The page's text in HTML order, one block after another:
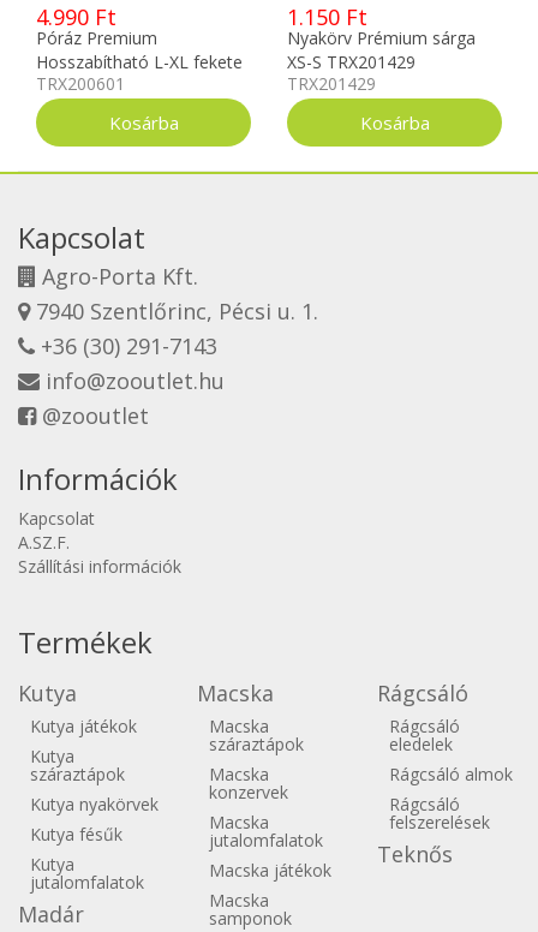
4.990 Ft
Póráz Premium
Hosszabítható L-XL fekete
TRX200601
TRX200601
1.150 Ft
Nyakörv Prémium sárga
XS-S TRX201429
TRX201429
Kapcsolat
Agro-Porta Kft.
7940 Szentlőrinc, Pécsi u. 1.
+36 (30) 291-7143
info@zooutlet.hu
@zooutlet
Információk
Kapcsolat
A.SZ.F.
Szállítási információk
Termékek
Kutya
Kutya játékok
Kutya
száraztápok
Kutya nyakörvek
Kutya fésűk
Kutya
jutalomfalatok
Madár
Macska
Macska
száraztápok
Macska
konzervek
Macska
jutalomfalatok
Macska játékok
Macska
samponok
Rágcsáló
Rágcsáló
eledelek
Rágcsáló almok
Rágcsáló
felszerelések
Teknős